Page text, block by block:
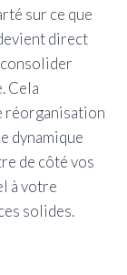
sur ce que
direct
Cela
réorganisation
dynamique
de côté vos
à votre
solides.